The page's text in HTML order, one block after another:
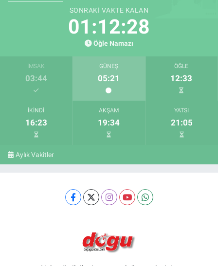
SONRAKI VAKTE KALAN
01:12:28
Öğle Namazı
İMSAK
03:44
GÜNEŞ
05:21
ÖĞLE
12:33
İKINDI
16:23
AKŞAM
19:34
YATSI
21:05
Aylık Vakitler